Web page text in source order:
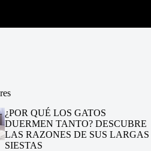
¿POR QUÉ LOS GATOS
DUERMEN TANTO? DESCUBRE
LAS RAZONES DE SUS LARGAS
SIESTAS